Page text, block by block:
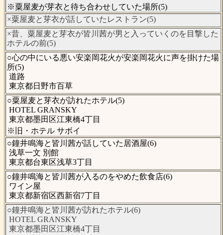
※粟屋麦が芽衣と待ち合わせしていた場所(5)
×粟屋麦と芽衣が話していたレストラン(5)
×昔、粟屋麦と芽衣が皆川茜が男と入っていくのを目撃した
ホテルの前(5)
○心の中にいる悪い安楽岡花火が安楽岡花火に声を掛けた場
所(5)
道路
東京都日野市百草
○粟屋麦と芽衣が訪れたホテル(5)
HOTEL GRANSKY
東京都墨田区江東橋4丁目
※旧・ホテル サボイ
○鐘井鳴海と皆川茜が話していた居酒屋(6)
浅草一文 別館
東京都台東区浅草3丁目
○鐘井鳴海と皆川茜が入るのをやめた飲食店(6)
ワイン屋
東京都新宿区西新宿7丁目
○鐘井鳴海と皆川茜が訪れたホテル(6)
HOTEL GRANSKY
東京都墨田区江東橋4丁目